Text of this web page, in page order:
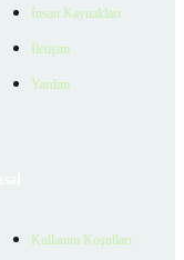
İnsan Kaynakları
İletişim
Yardım
Kullanım Koşulları